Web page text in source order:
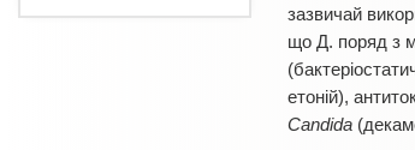
зазвичай
що Д. поряд з
етоній),
Саndida